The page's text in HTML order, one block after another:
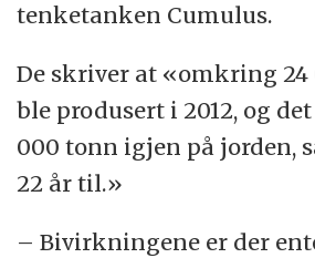
tenketanken Cumulus.
De skriver at «omkring
ble produsert i 2012, og
000 tonn igjen på jorden,
22 år til.»
– Bivirkningene er der